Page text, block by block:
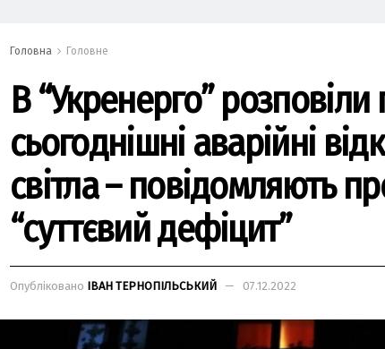
Головна Головне
В “Укренерго” розповіли
сьогоднішні аварійні
світла – повідомляють
“суттєвий дефіцит”
Опубліковано ІВАН ТЕРНОПІЛЬСЬКИЙ 07.12.2022